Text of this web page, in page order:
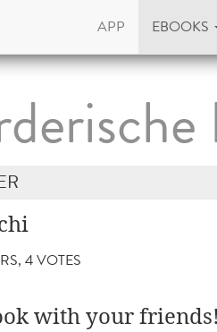
APP EBOOKS
4 VOTES
with your friends!